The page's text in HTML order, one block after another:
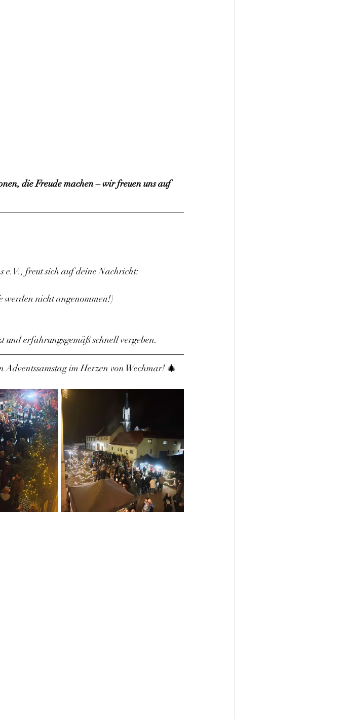
die Freude machen – wir freuen uns auf
e.V., freut sich auf deine Nachricht:
nicht angenommen!)
erfahrungsgemäß schnell vergeben.
Adventssamstag im Herzen von Wechmar! 🎄